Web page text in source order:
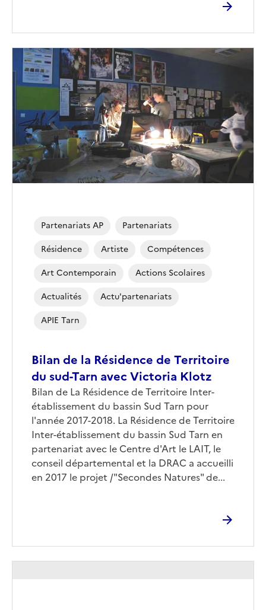
Bilan de la Résidence de Territoire
du sud-Tarn avec Victoria Klotz
Bilan de La Résidence de Territoire Inter-
établissement du bassin Sud Tarn pour
l'année 2017-2018. La Résidence de Territoire
Inter-établissement du bassin Sud Tarn en
partenariat avec le Centre d'Art le LAIT, le
conseil départemental et la DRAC a accueilli
en 2017 le projet /"Secondes Natures" de...
Partenariats AP
Partenariats
Résidence
Artiste
Compétences
Art Contemporain
Actions Scolaires
Actualités
Actu'partenariats
APIE Tarn